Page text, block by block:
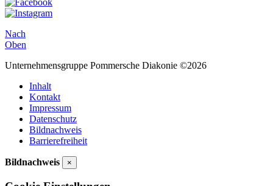
Nach
Oben
Unternehmensgruppe Pommersche Diakonie ©2026
Inhalt
Kontakt
Impressum
Datenschutz
Bildnachweis
Barrierefreiheit
Bildnachweis ×